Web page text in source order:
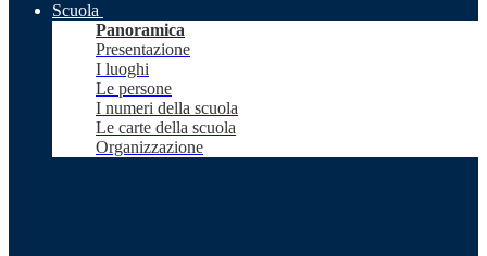
Scuola
Panoramica
Presentazione
I luoghi
Le persone
I numeri della scuola
Le carte della scuola
Organizzazione